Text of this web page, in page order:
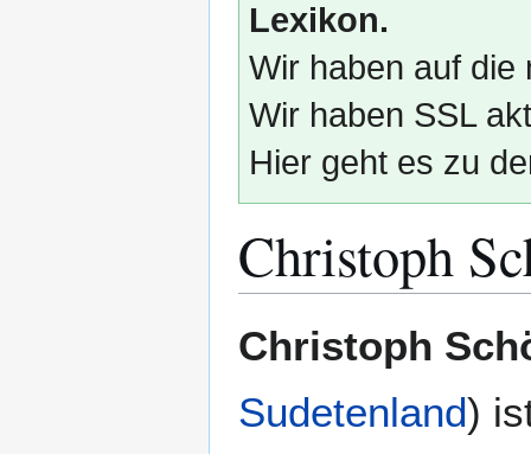
Lexikon.
Wir haben auf die
Wir haben SSL
Hier geht es zu
Christoph
Navigation
Suche
Christoph
Sudetenland)